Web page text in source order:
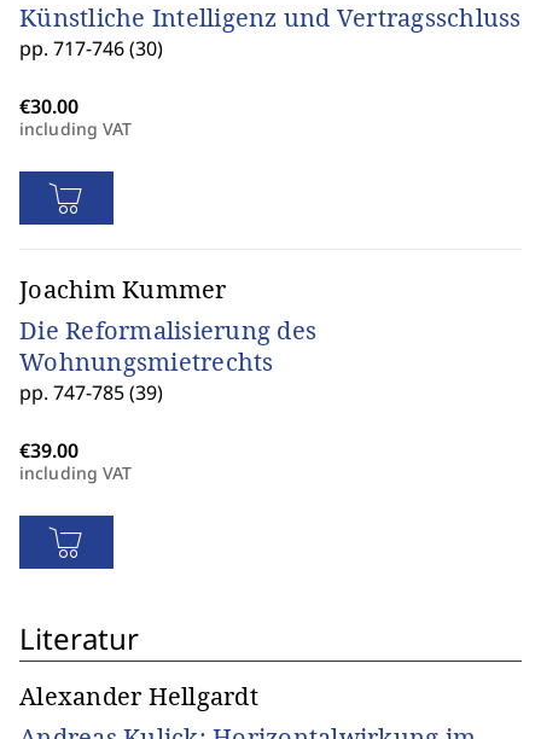
Künstliche Intelligenz und Vertragsschluss
pp. 717-746 (30)
including VAT
Joachim Kummer
Die Reformalisierung des
Wohnungsmietrechts
pp. 747-785 (39)
including VAT
Literatur
Alexander Hellgardt